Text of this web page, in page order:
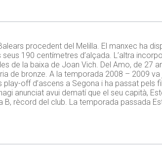
procedent del Melilla. El manxec ha
190 centímetres d’alçada. L’altra
de la baixa de Joan Vich. Del Amo, de 27
de bronze. A la temporada 2008 – 2009
off d’ascens a Segona i ha passat pels
anunciat avui dematí que el seu capità,
rècord del club. La temporada passada